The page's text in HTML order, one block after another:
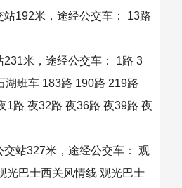
站192米，途经公交车： 13路
231米，途经公交车： 1路 3
湖班车 183路 190路 219路
1路 夜32路 夜36路 夜39路 夜
交站327米，途经公交车： 观
光巴士西关风情线 观光巴士